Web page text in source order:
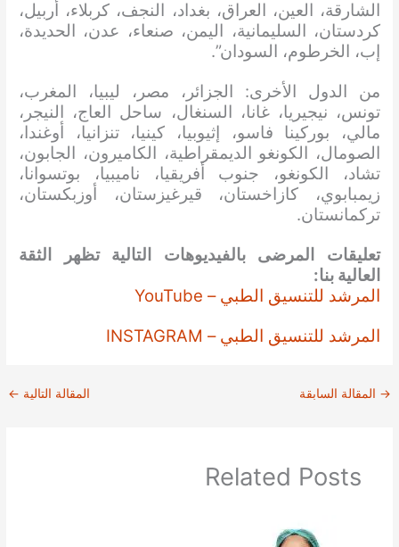
الشارقة، العين، العراق، بغداد، النجف، كربلاء، أربيل،
كردستان، السليمانية، اليمن، صنعاء، عدن، الحديدة،
إب، الخرطوم، السودان”.
من الدول الأخرى: الجزائر، مصر، ليبيا، المغرب،
تونس، نيجيريا، غانا، السنغال، ساحل العاج، النيجر،
مالي، بوركينا فاسو، إثيوبيا، كينيا، تنزانيا، أوغندا،
الصومال، الكونغو الديمقراطية، الكاميرون، الجابون،
تشاد، الكونغو، جنوب أفريقيا، ناميبيا، بوتسوانا،
زيمبابوي، كازاخستان، قيرغيزستان، أوزبكستان،
تركمانستان.
تعليقات المرضى بالفيديوهات التالية تظهر الثقة
العالية بنا:
المرشد للتنسيق الطبي – YouTube
المرشد للتنسيق الطبي – INSTAGRAM
→ المقالة السابقة المقالة التالية ←
Related Posts